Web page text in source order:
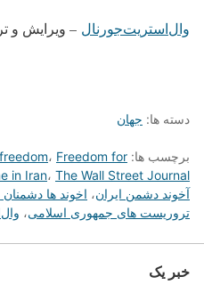
وال‌استریت‌جورنال – ویرایش و
دسته ها: جهان
برچسب ها: freedom، Freedom for
in Iran، The Wall Street Journal
آخوند دشمن ایران، اخوند ها
تروریست های جمهوری اسلامی،
خبر یک